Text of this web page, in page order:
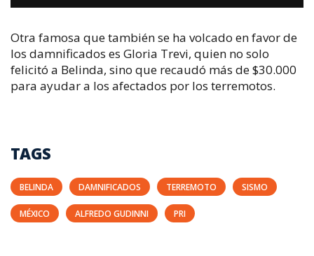
Otra famosa que también se ha volcado en favor de
los damnificados es Gloria Trevi, quien no solo
felicitó a Belinda, sino que recaudó más de $30.000
para ayudar a los afectados por los terremotos.
TAGS
BELINDA DAMNIFICADOS TERREMOTO SISMO
MÉXICO ALFREDO GUDINNI PRI